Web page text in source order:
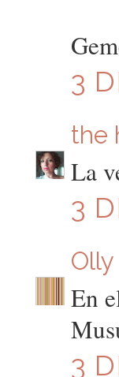
3
the
La
3
Olly
En
3